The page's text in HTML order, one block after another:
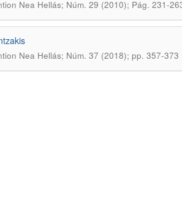
Nea Hellás; Núm. 29 (2010); Pág. 231-
Nea Hellás; Núm. 37 (2018); pp. 357-373